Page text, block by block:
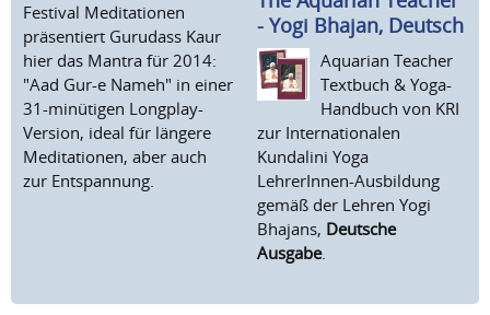
Festival Meditationen
präsentiert Gurudass Kaur
hier das Mantra für 2014:
"Aad Gur-e Nameh" in einer
31-minütigen Longplay-
Version, ideal für längere
Meditationen, aber auch
zur Entspannung.
- Yogi Bhajan, Deutsch
Aquarian Teacher
Textbuch & Yoga-
Handbuch von KRI
zur Internationalen
Kundalini Yoga
LehrerInnen-Ausbildung
gemäß der Lehren Yogi
Bhajans, Deutsche
Ausgabe.